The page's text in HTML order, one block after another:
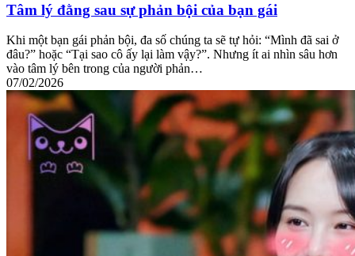
Tâm lý đằng sau sự phản bội của bạn gái
Khi một bạn gái phản bội, đa số chúng ta sẽ tự hỏi: “Mình đã sai ở
đâu?” hoặc “Tại sao cô ấy lại làm vậy?”. Nhưng ít ai nhìn sâu hơn
vào tâm lý bên trong của người phản…
07/02/2026